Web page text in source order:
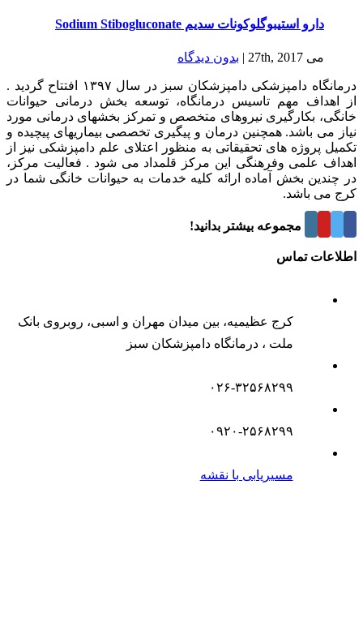
دارو استیبوگلوکونات سدیم Sodium Stibogluconate
می 27th, 2017 | بدون ديدگاه
درمانگاه دامپزشکی دامپزشکان سبز در سال ۱۳۹۷ افتتاح گردید .
از اهداف مهم تاسیس درمانگاه، توسعه بخش درمانی حیوانات
خانگی، بکارگیری نیروهای متخصص و تمرکز بخشهای درمانی مورد
نیاز می باشد. همچنین درمان و پیگیری تخصصی بیماریهای پیچیده و
تکمیل پروژه های تحقیقاتی به منظور اعتلای علم دامپزشکی نیز از
اهداف علمی وفرهنگی این مرکز قلمداد می شود . فعالیت مرکز،
در چندین بخش آماده ارائه کلیه خدمات به حیوانات خانگی شما در
کرج می باشد.
درباره این مجموعه بیشتر بدانید!
اطلاعات تماس
کرج عظیمیه، بین میدان مهران و اسبی، روبروی بانک
ملت ، درمانگاه دامپزشکان سبز
۰۲۶-۳۲۵۶۸۲۹۹
۰۹۲۰-۲۵۶۸۲۹۹
مسیریابی با نقشه